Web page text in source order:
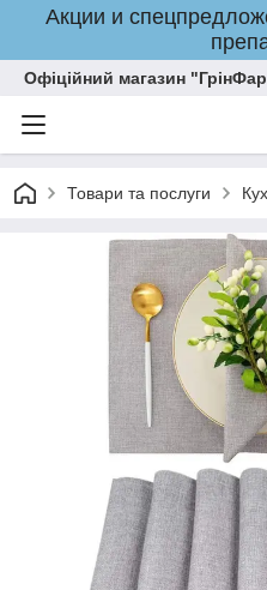
Акции и
Офіційний магазин
Товари та послуги